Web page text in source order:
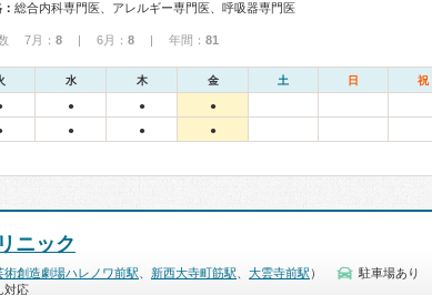
総合内科専門医、アレルギー専門医、呼吸器専門医
7月： 8 | 6月： 8 | 年間： 81
水 木 金 土 日 祝
● ● ●
● ● ●
ニック
創造劇場ハレノワ前駅 新西大寺町筋駅 大雲寺前駅 ）
駐車場あり
対応